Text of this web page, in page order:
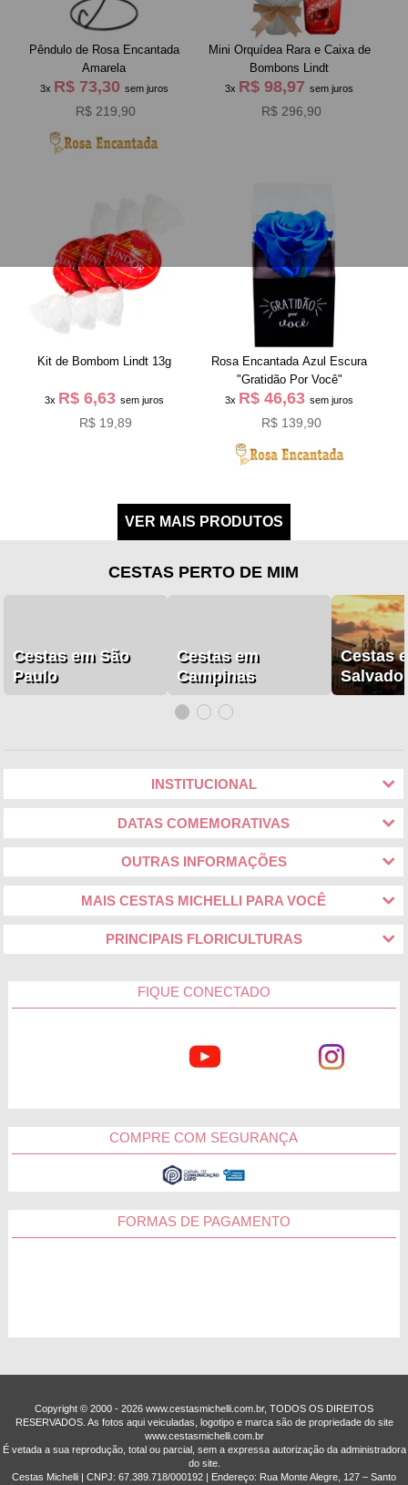
Pêndulo de Rosa Encantada
Amarela
3x R$ 73,30 sem juros
R$ 219,90
Mini Orquídea Rara e Caixa de
Bombons Lindt
3x R$ 98,97sem juros
R$ 296,90
Kit de Bombom Lindt 13g
3x R$ 6,63 sem juros
R$ 19,89
Rosa Encantada Azul Escura
"Gratidão Por Você"
3x R$ 46,63sem juros
R$ 139,90
CESTAS PERTO DE MIM
Cestas em São
Paulo
Cestas em
Campinas
Cestas
INSTITUCIONAL
DATAS COMEMORATIVAS
OUTRAS INFORMAÇÕES
MAIS CESTAS MICHELLI PARA VOCÊ
PRINCIPAIS FLORICULTURAS
FIQUE CONECTADO
COMPRE COM SEGURANÇA
FORMAS DE PAGAMENTO
Copyright © 2000 - ­2026 www.cestasmichelli.com.br, TODOS OS DIREITOS
RESERVADOS. As fotos aqui veiculadas, logotipo e marca são de propriedade do site
www.cestasmichelli.com.br
É vetada a sua reprodução, total ou parcial, sem a expressa autorização da administradora
do site.
Cestas Michelli | CNPJ: 67.389.718/0001­92 | Endereço: Rua Monte Alegre, 127 – Santo